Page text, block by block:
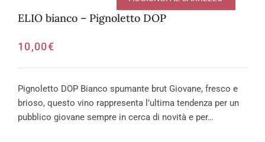
ELIO bianco – Pignoletto DOP
10,00€
Pignoletto DOP Bianco spumante brut Giovane, fresco e
brioso, questo vino rappresenta l’ultima tendenza per un
pubblico giovane sempre in cerca di novità e per…